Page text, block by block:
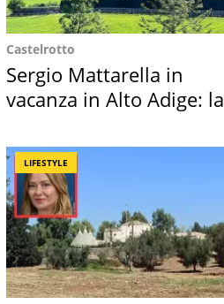
Castelrotto
Sergio Mattarella in
vacanza in Alto Adige: la
LIFESTYLE